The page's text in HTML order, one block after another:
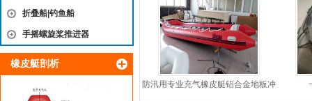
折叠船|钓鱼船
手摇螺旋桨推进器
橡皮艇剖析
防汛用专业充气橡皮艇铝合金地板冲